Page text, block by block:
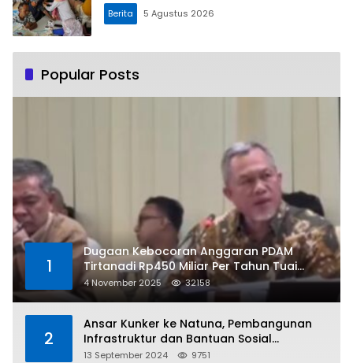
Berita 5 Agustus 2026
Popular Posts
1
Dugaan Kebocoran Anggaran PDAM
Tirtanadi Rp450 Miliar Per Tahun Tuai
Kritikan
4 November 2025 32158
2
Ansar Kunker ke Natuna, Pembangunan
Infrastruktur dan Bantuan Sosial
Direalisasikan Hingga Pulau Tiga
13 September 2024 9751